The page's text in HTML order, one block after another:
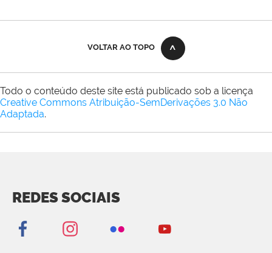
VOLTAR AO TOPO
Todo o conteúdo deste site está publicado sob a licença
Creative Commons Atribuição-SemDerivações 3.0 Não
Adaptada.
REDES SOCIAIS